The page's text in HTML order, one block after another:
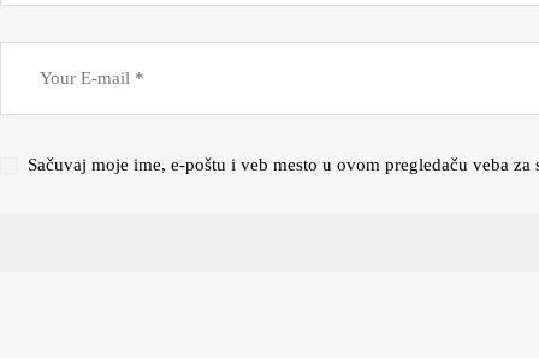
Sačuvaj moje ime, e-poštu i veb mesto u ovom pregledaču veba za